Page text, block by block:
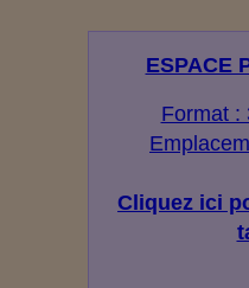
ESPACE
Format :
Cliquez ici